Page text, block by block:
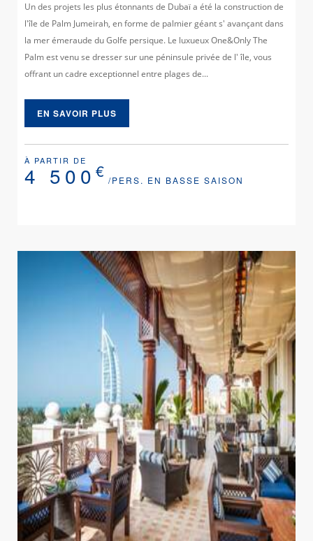
Un des projets les plus étonnants de Dubaï a été la construction de
l'île de Palm Jumeirah, en forme de palmier géant s' avançant dans
la mer émeraude du Golfe persique. Le luxueux One&Only The
Palm est venu se dresser sur une péninsule privée de l' île, vous
offrant un cadre exceptionnel entre plages de...
EN SAVOIR PLUS
À PARTIR DE
4 500 € /PERS. EN BASSE SAISON